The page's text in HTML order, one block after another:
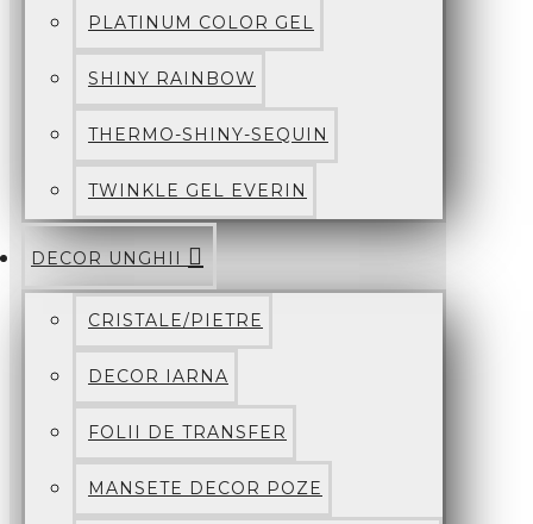
PLATINUM COLOR GEL
SHINY RAINBOW
THERMO-SHINY-SEQUIN
TWINKLE GEL EVERIN
DECOR UNGHII
CRISTALE/PIETRE
DECOR IARNA
FOLII DE TRANSFER
MANSETE DECOR POZE